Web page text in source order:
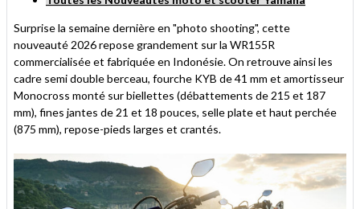
Surprise la semaine dernière en "photo shooting", cette
nouveauté 2026 repose grandement sur la WR155R
commercialisée et fabriquée en Indonésie. On retrouve ainsi les
cadre semi double berceau, fourche KYB de 41 mm et amortisseur
Monocross monté sur biellettes (débattements de 215 et 187
mm), fines jantes de 21 et 18 pouces, selle plate et haut perchée
(875 mm), repose-pieds larges et crantés.